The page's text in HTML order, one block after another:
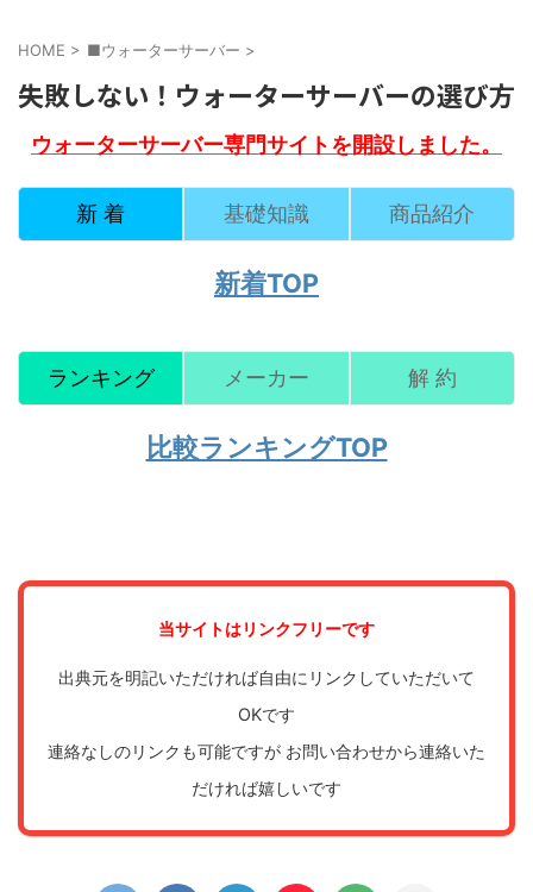
HOME > ■ウォーターサーバー >
失敗しない！ウォーターサーバーの選び方
ウォーターサーバー専門サイトを開設しました。
新 着 基礎知識 商品紹介
新着TOP
ランキング メーカー 解 約
比較ランキングTOP
当サイトはリンクフリーです
出典元を明記いただければ自由にリンクしていただいて
OKです
連絡なしのリンクも可能ですが お問い合わせから連絡いた
だければ嬉しいです